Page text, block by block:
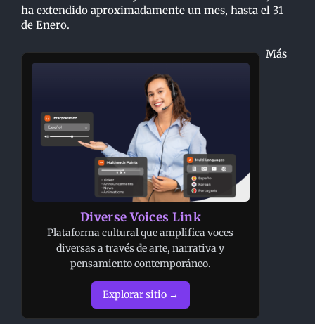
ha extendido aproximadamente un mes, hasta el 31
de Enero.
Diverse Voices Link
Plataforma cultural que amplifica voces
diversas a través de arte, narrativa y
pensamiento contemporáneo.
Explorar sitio →
Más